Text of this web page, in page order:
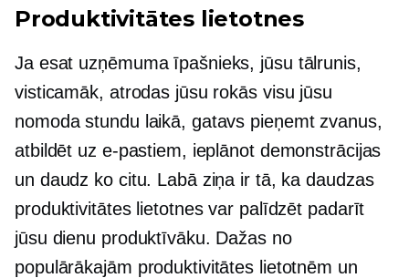
Produktivitātes lietotnes
Ja esat uzņēmuma īpašnieks, jūsu tālrunis,
visticamāk, atrodas jūsu rokās visu jūsu
nomoda stundu laikā, gatavs pieņemt zvanus,
atbildēt uz e-pastiem, ieplānot demonstrācijas
un daudz ko citu. Labā ziņa ir tā, ka daudzas
produktivitātes lietotnes var palīdzēt padarīt
jūsu dienu produktīvāku. Dažas no
populārākajām produktivitātes lietotnēm un